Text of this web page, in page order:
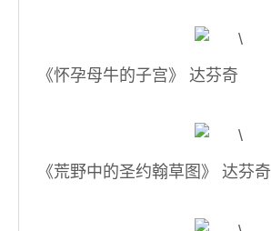
《怀孕母牛的子宫》 达芬奇
《荒野中的圣约翰草图》 达芬奇